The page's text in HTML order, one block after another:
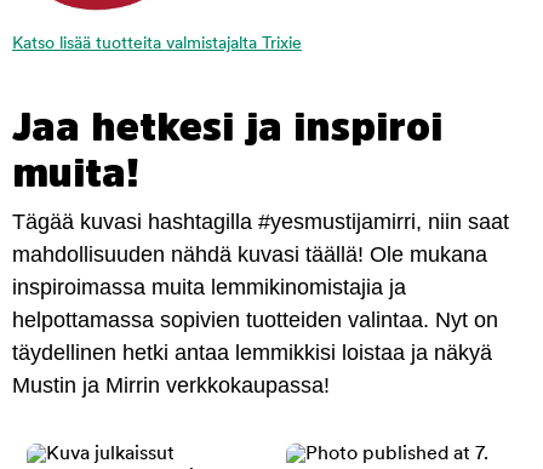
Katso lisää tuotteita valmistajalta Trixie
Jaa hetkesi ja inspiroi
muita!
Tägää kuvasi hashtagilla #yesmustijamirri, niin saat
mahdollisuuden nähdä kuvasi täällä! Ole mukana
inspiroimassa muita lemmikinomistajia ja
helpottamassa sopivien tuotteiden valintaa. Nyt on
täydellinen hetki antaa lemmikkisi loistaa ja näkyä
Mustin ja Mirrin verkkokaupassa!